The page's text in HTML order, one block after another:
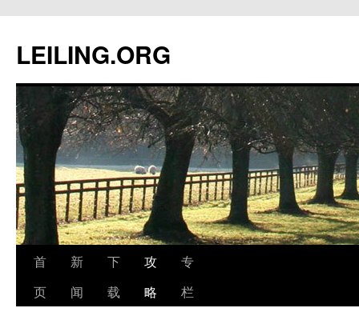
文
LEILING.ORG
首
页
新
闻
下
载
攻
略
专
栏